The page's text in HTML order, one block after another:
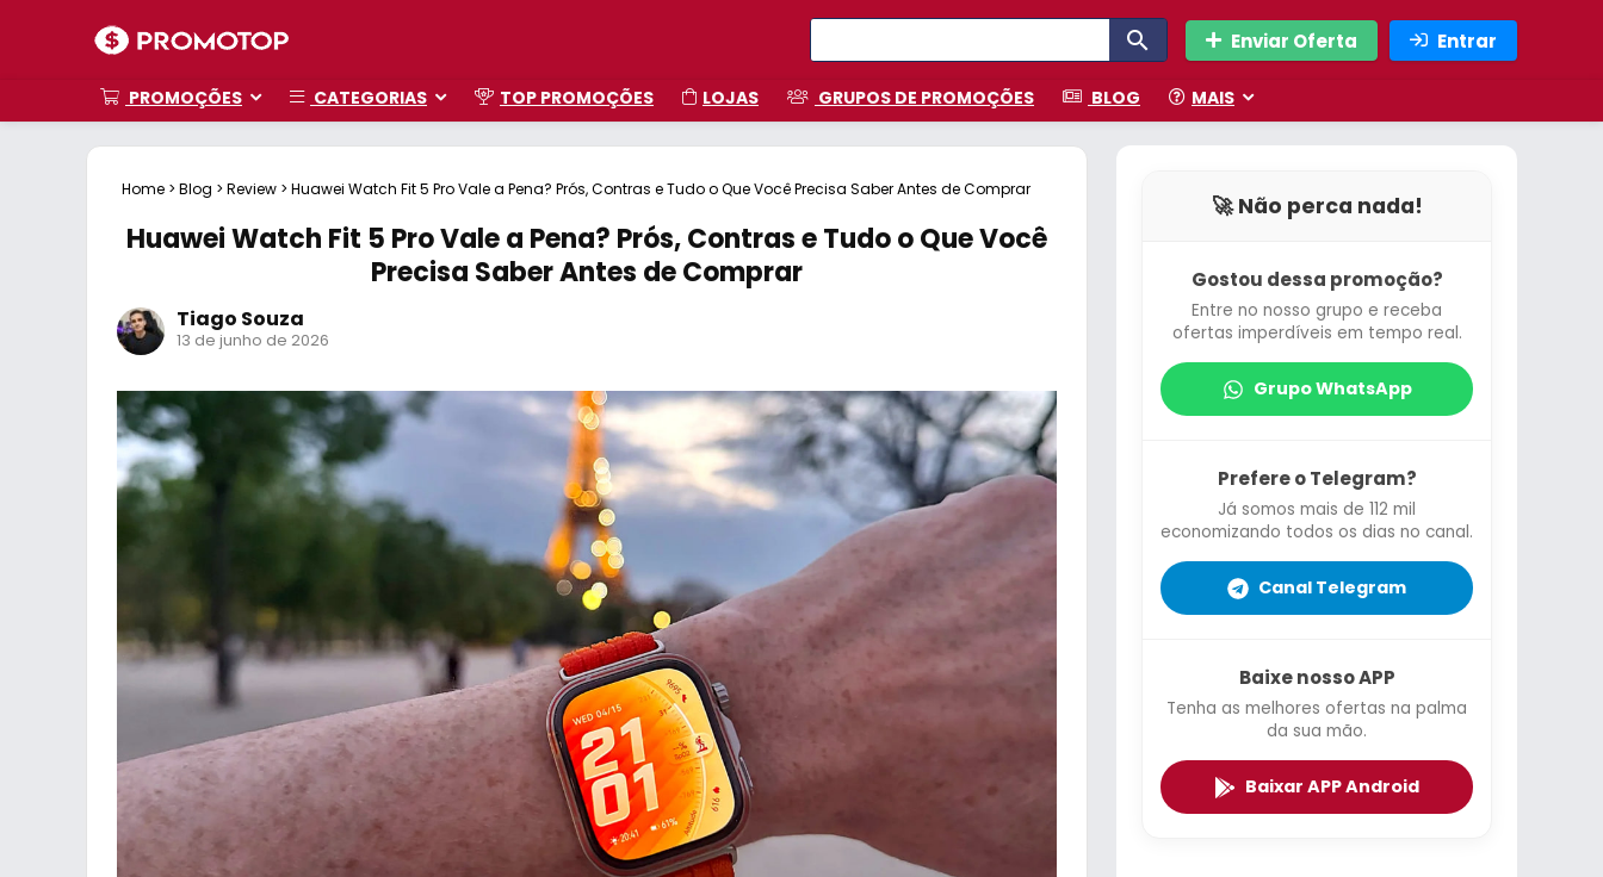
Enviar Oferta Entrar
PROMOÇÕES CATEGORIAS TOP PROMOÇÕES LOJAS GRUPOS DE PROMOÇÕES BLOG MAIS
Home > Blog > Review > Huawei Watch Fit 5 Pro Vale a Pena? Prós, Contras e Tudo o Que Você Precisa Saber Antes de Comprar
Huawei Watch Fit 5 Pro Vale a Pena? Prós, Contras e Tudo o Que Você
Precisa Saber Antes de Comprar
Tiago Souza
13 de junho de 2026
🚀 Não perca nada!
Gostou dessa promoção?
Entre no nosso grupo e receba
ofertas imperdíveis em tempo real.
Grupo WhatsApp
Prefere o Telegram?
Já somos mais de 112 mil
economizando todos os dias no canal.
Canal Telegram
Baixe nosso APP
Tenha as melhores ofertas na palma
da sua mão.
Baixar APP Android